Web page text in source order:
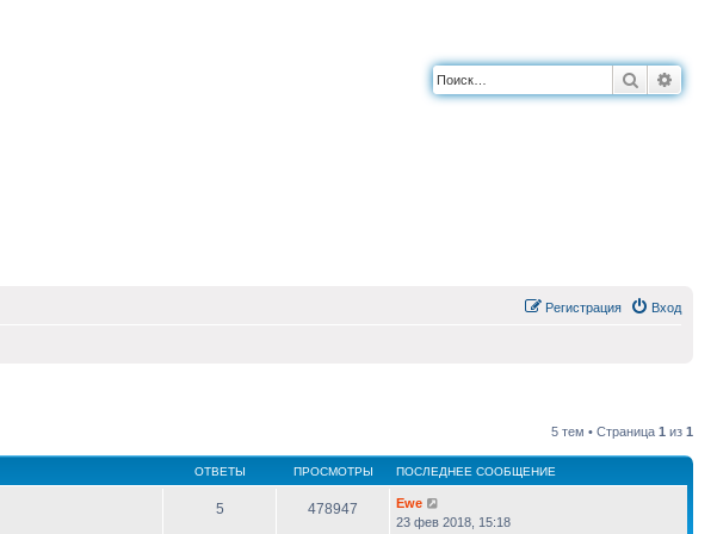
Поиск
Вход
Регистрация
5 тем • Страница 1 из 1
ОТВЕТЫ ПРОСМОТРЫ ПОСЛЕДНЕЕ СООБЩЕНИЕ
5 478947
Ewe
23 фев 2018, 15:18